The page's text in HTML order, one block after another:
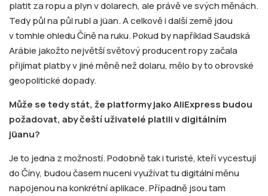
platit za ropu a plyn v dolarech, ale právě ve svých měnách.
Tedy půl na půl rubl a jüan. A celkově i další země jdou
v tomhle ohledu Číně na ruku. Pokud by například Saudská
Arábie jakožto největší světový producent ropy začala
přijímat platby v jiné měně než dolaru, mělo by to obrovské
geopolitické dopady.
Může se tedy stát, že platformy jako AliExpress budou
požadovat, aby čeští uživatelé platili v digitálním
jüanu?
Je to jedna z možností. Podobně tak i turisté, kteří vycestují
do Číny, budou časem nuceni využívat tu digitální měnu
napojenou na konkrétní aplikace. Případně jsou tam